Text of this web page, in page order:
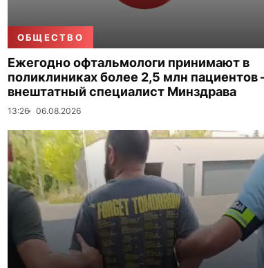
ОБЩЕСТВО
Ежегодно офтальмологи принимают в
поликлиниках более 2,5 млн
внештатный специалист Минздрава
13:26 06.08.2026